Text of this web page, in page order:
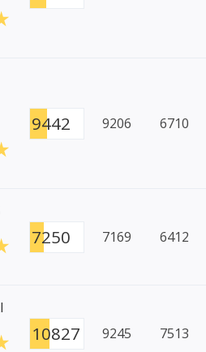
9442 9206 6710
7250 7169 6412
10827 9245 7513